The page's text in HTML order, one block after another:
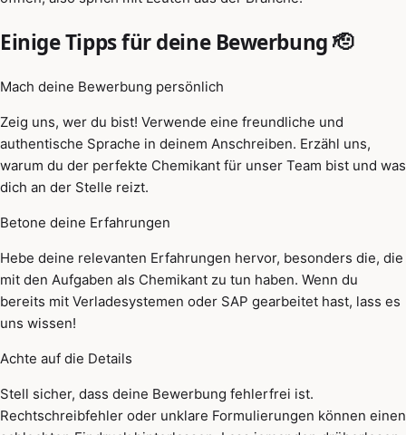
Einige Tipps für deine Bewerbung 🫡
Mach deine Bewerbung persönlich
Zeig uns, wer du bist! Verwende eine freundliche und
authentische Sprache in deinem Anschreiben. Erzähl uns,
warum du der perfekte Chemikant für unser Team bist und was
dich an der Stelle reizt.
Betone deine Erfahrungen
Hebe deine relevanten Erfahrungen hervor, besonders die, die
mit den Aufgaben als Chemikant zu tun haben. Wenn du
bereits mit Verladesystemen oder SAP gearbeitet hast, lass es
uns wissen!
Achte auf die Details
Stell sicher, dass deine Bewerbung fehlerfrei ist.
Rechtschreibfehler oder unklare Formulierungen können einen